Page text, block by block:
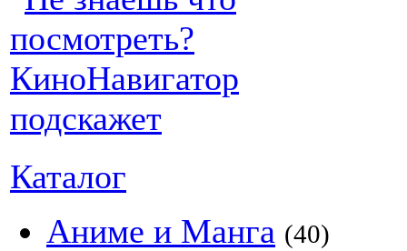
Каталог
Аниме и Манга (40)